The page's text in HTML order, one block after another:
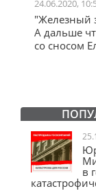
24.06.2020,
"Железный
А дальше
со сносом
в